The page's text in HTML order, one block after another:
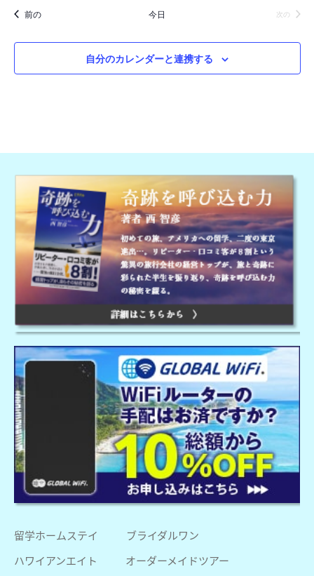
前のイベント 今日 次のイベン
自分のカレンダーと連携する
留学ホームステイ
ブライダルワン
ハワイアンエイト
オーダーメイドツアー